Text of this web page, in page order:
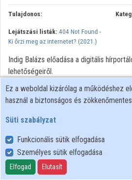
Tulajdonos:
Lejátszási listák: 404 Not Found -
Ki őrzi meg az internetet? (2021.)
Indig Balázs előadása a digitális
lehetőségeiről.
Felhasználói szabályzat
Adatkezelési tájékoztató
Süti szabályzat
Ez a weboldal kizárólag a működéshez
használ a biztonságos és
Süti szabályzat
Funkcionális sütik elfogadása
Személyes sütik elfogadása
Elfogad Elutasít